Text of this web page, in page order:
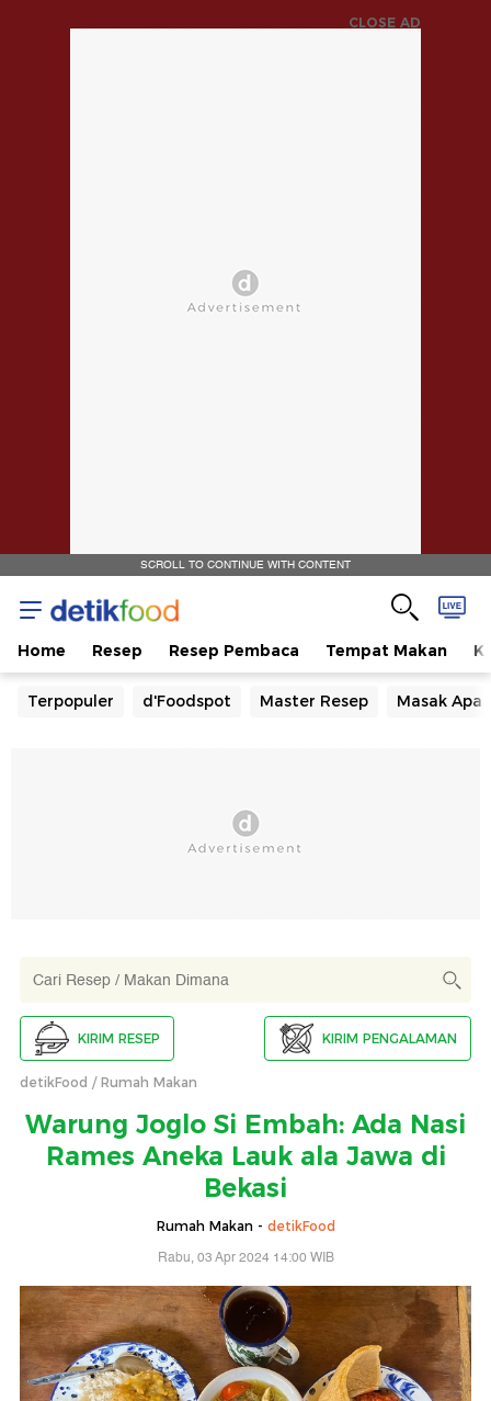
CLOSE AD
SCROLL TO CONTINUE WITH CONTENT
Home Resep Resep Pembaca Tempat Makan
Terpopuler d'Foodspot Master Resep Masak Apa
KIRIM RESEP KIRIM PENGALAMAN
detikFood Rumah Makan
Warung Joglo Si Embah: Ada Nasi
Rames Aneka Lauk ala Jawa di
Bekasi
Rumah Makan - detikFood
Rabu, 03 Apr 2024 14:00 WIB